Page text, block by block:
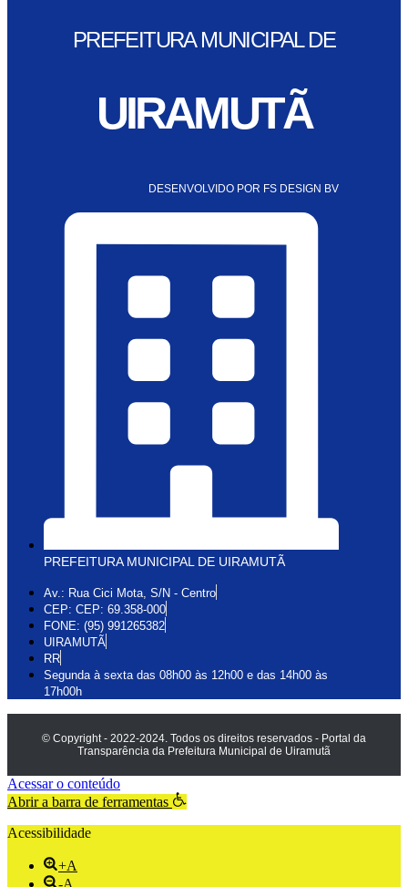
PREFEITURA MUNICIPAL DE
UIRAMUTÃ
DESENVOLVIDO POR FS DESIGN BV
PREFEITURA MUNICIPAL DE UIRAMUTÃ
Av.: Rua Cici Mota, S/N - Centro
CEP: CEP: 69.358-000
FONE: (95) 991265382
UIRAMUTÃ
RR
Segunda à sexta das 08h00 às 12h00 e das 14h00 às
17h00h
© Copyright - 2022-2024. Todos os direitos reservados - Portal da
Transparência da Prefeitura Municipal de Uiramutã
Acessar o conteúdo
Abrir a barra de ferramentas
Acessibilidade
+A
-A